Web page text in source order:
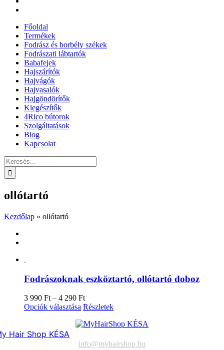
Főoldal
Termékek
Fodrász és borbély székek
Fodrászati lábtartók
Babafejek
Hajszárítók
Hajvágók
Hajvasalók
Hajgöndörítők
Kiegészítők
4Rico bútorok
Szolgáltatások
Blog
Kapcsolat
Keresés...
ollótartó
Kezdőlap » ollótartó
Fodrászoknak eszköztartó, ollótartó doboz
3 990 Ft – 4 290 FtÁrtartomány:
3
-
290 Ft
Opciók választása Ennek
terméknek
variációja
Részletek
Hair Shop KÉSA
info@myhairshop.hu